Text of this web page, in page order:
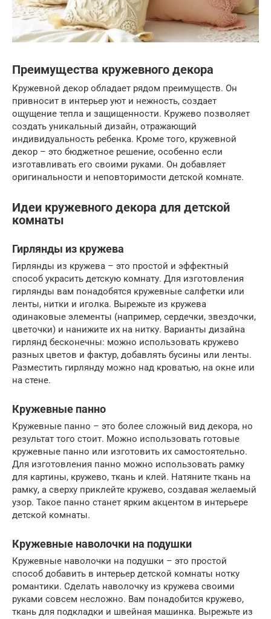
Преимущества кружевного декора
Кружевной декор обладает рядом преимуществ. Он
привносит в интерьер уют и нежность, создает
ощущение тепла и защищенности. Кружево позволяет
создать уникальный дизайн, отражающий
индивидуальность ребенка. Кроме того, кружевной
декор – это бюджетное решение, особенно если
изготавливать его своими руками. Он добавляет
оригинальности и неповторимости детской комнате.
Идеи кружевного декора для детской
комнаты
Гирлянды из кружева
Гирлянды из кружева – это простой и эффектный
способ украсить детскую комнату. Для изготовления
гирлянды вам понадобятся кружевные салфетки или
ленты, нитки и иголка. Вырежьте из кружева
одинаковые элементы (например, сердечки, звездочки,
цветочки) и нанижите их на нитку. Варианты дизайна
гирлянд бесконечны: можно использовать кружево
разных цветов и фактур, добавлять бусины или ленты.
Разместить гирлянду можно над кроватью, на окне или
на стене.
Кружевные панно
Кружевные панно – это более сложный вид декора, но
результат того стоит. Можно использовать готовые
кружевные панно или изготовить их самостоятельно.
Для изготовления панно можно использовать рамку
для картины, кружево, ткань и клей. Натяните ткань на
рамку, а сверху приклейте кружево, создавая желаемый
узор. Такое панно станет ярким акцентом в интерьере
детской комнаты.
Кружевные наволочки на подушки
Кружевные наволочки на подушки – это простой
способ добавить в интерьер детской комнаты нотку
романтики. Сделать наволочку из кружева своими
руками совсем несложно. Вам понадобится кружево,
ткань для подкладки и швейная машинка. Вырежьте из